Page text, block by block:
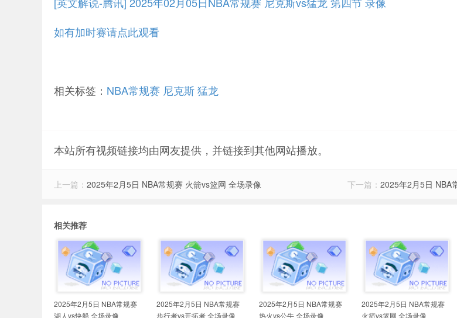
如有加时赛请点此观看
相关标签： NBA常规赛 尼克斯猛龙
本站所有视频链接均由网友提供，并链接到其他网站播放。
上一篇： 2025年2月5日 NBA常规赛 火箭vs篮网 全场录像 下一篇： 2025年2月5日 NBA
相关推荐
2025年2月5日 NBA常规赛
湖人vs快船 全场录像
2025年2月5日 NBA常规赛
步行者vs开拓者 全场录像
2025年2月5日 NBA常规赛
热火vs公牛 全场录像
2025年2月5日 NBA常规赛
火箭vs篮网 全场录像